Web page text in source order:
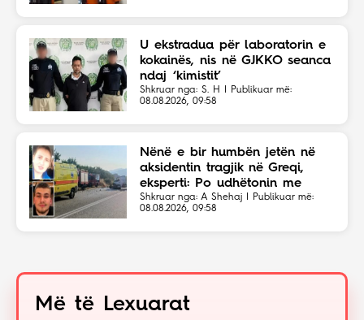
U ekstradua për laboratorin e
kokainës, nis në GJKKO seanca
ndaj ‘kimistit’
Shkruar nga: S. H | Publikuar më:
08.08.2026, 09:58
Nënë e bir humbën jetën në
aksidentin tragjik në Greqi,
eksperti: Po udhëtonin me
shpejtësi të lartë
Shkruar nga: A Shehaj | Publikuar më:
08.08.2026, 09:58
Më të Lexuarat